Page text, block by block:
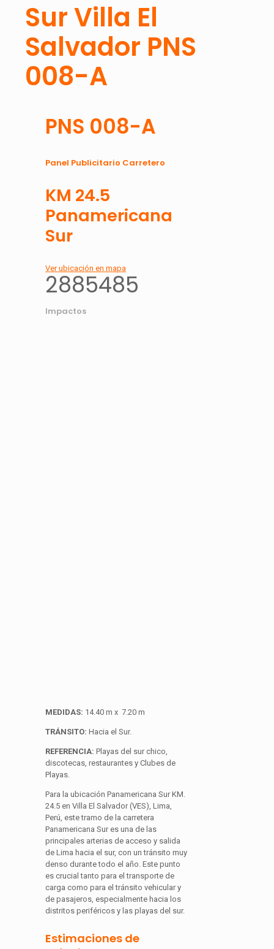
Sur Villa El
Salvador PNS
008-A
PNS 008-A
Panel Publicitario Carretero
KM 24.5
Panamericana
Sur
Ver ubicación en mapa
2885485
Impactos
MEDIDAS: 14.40 m x 7.20 m
TRÁNSITO: Hacia el Sur.
REFERENCIA: Playas del sur chico,
discotecas, restaurantes y Clubes de
Playas.
Para la ubicación Panamericana Sur KM.
24.5 en Villa El Salvador (VES), Lima,
Perú, este tramo de la carretera
Panamericana Sur es una de las
principales arterias de acceso y salida
de Lima hacia el sur, con un tránsito muy
denso durante todo el año. Este punto
es crucial tanto para el transporte de
carga como para el tránsito vehicular y
de pasajeros, especialmente hacia los
distritos periféricos y las playas del sur.
Estimaciones de